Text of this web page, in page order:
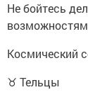
Не бойтесь
Космический
♉ Тельцы